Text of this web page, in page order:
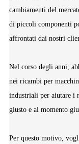
cambiamenti del
di piccoli componenti
affrontati dai nostri
Nel corso degli anni,
nei ricambi per
industriali per aiutare i
giusto e al momento
Per questo motivo,